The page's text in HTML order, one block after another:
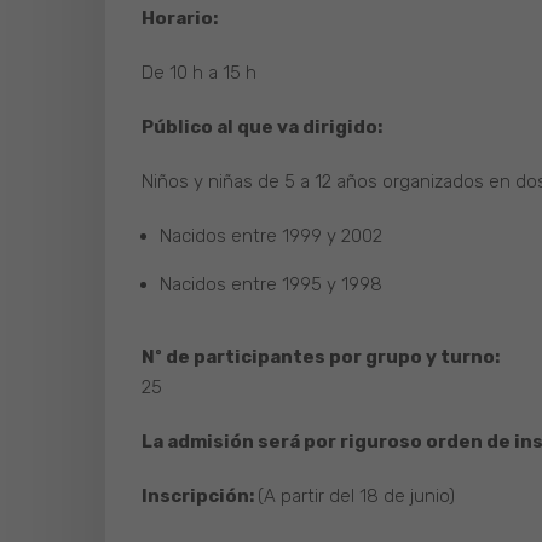
Horario:
De 10 h a 15 h
Público al que va dirigido:
Niños y niñas de 5 a 12 años organizados en
Nacidos entre 1999 y 2002
Nacidos entre 1995 y 1998
Nº de participantes por grupo y turno:
25
La admisión será por riguroso orden de
Inscripción: (A partir del 18 de junio)